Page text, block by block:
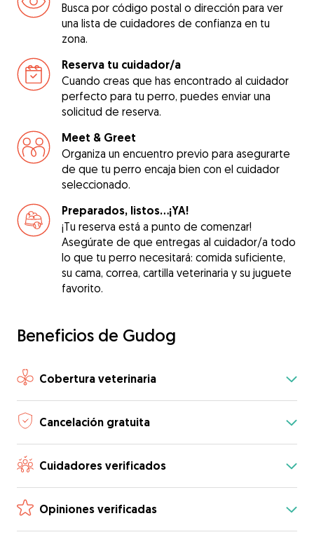
Busca por código postal o dirección para ver
una lista de cuidadores de confianza en tu
zona.
Reserva tu cuidador/a
Cuando creas que has encontrado al cuidador
perfecto para tu perro, puedes enviar una
solicitud de reserva.
Meet & Greet
Organiza un encuentro previo para asegurarte
de que tu perro encaja bien con el cuidador
seleccionado.
Preparados, listos...¡YA!
¡Tu reserva está a punto de comenzar!
Asegúrate de que entregas al cuidador/a todo
lo que tu perro necesitará: comida suficiente,
su cama, correa, cartilla veterinaria y su juguete
favorito.
Beneficios de Gudog
Cobertura veterinaria
Cancelación gratuita
Cuidadores verificados
Opiniones verificadas